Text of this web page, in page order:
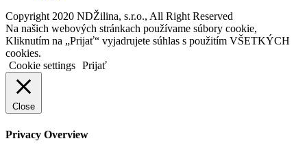
Copyright 2020 NDŽilina, s.r.o., All Right Reserved
Na našich webových stránkach používame súbory cookie,
Kliknutím na „Prijať“ vyjadrujete súhlas s použitím VŠETKÝCH
cookies.
Cookie settings Prijať
Close
Privacy Overview